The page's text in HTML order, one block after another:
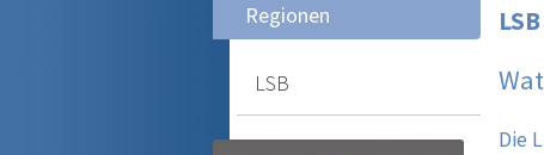
Regionen
LSB
LSB
Die